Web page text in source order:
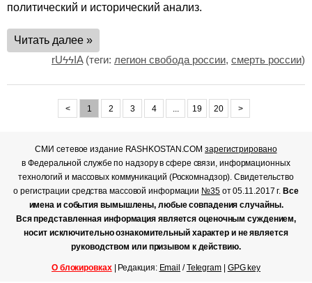
политический и исторический анализ.
Читать далее »
rUϟϟIA(теги: легион свобода россии, смерть россии)
< 1 2 3 4 ... 19 20 >
СМИ сетевое издание RASHKOSTAN.COMзарегистрировано
в Федеральной службе по надзору в сфере связи, информационных
технологий и массовых коммуникаций (Роскомнадзор). Свидетельство
о регистрации средства массовой информации №35от 05.11.2017 г. Все
имена и события вымышлены, любые совпадения случайны.
Вся представленная информация является оценочным суждением,
носит исключительно ознакомительный характер и не является
руководством или призывом к действию.
О блокировках| Редакция: Email /Telegram| GPG key